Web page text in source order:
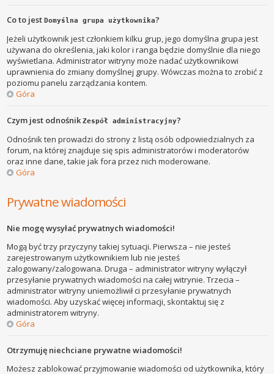
Co to jestDomyślna grupa użytkownika?
Jeżeli użytkownik jest członkiem kilku grup, jego domyślna grupa jest
używana do określenia, jaki kolor i ranga będzie domyślnie dla niego
wyświetlana. Administrator witryny może nadać użytkownikowi
uprawnienia do zmiany domyślnej grupy. Wówczas można to zrobić z
poziomu panelu zarządzania kontem.
Góra
Czym jest odnośnikZespół administracyjny?
Odnośnik ten prowadzi do strony z listą osób odpowiedzialnych za
forum, na której znajduje się spis administratorów i moderatorów
oraz inne dane, takie jak fora przez nich moderowane.
Góra
Prywatne wiadomości
Nie mogę wysyłać prywatnych wiadomości!
Mogą być trzy przyczyny takiej sytuacji. Pierwsza – nie jesteś
zarejestrowanym użytkownikiem lub nie jesteś
zalogowany/zalogowana. Druga – administrator witryny wyłączył
przesyłanie prywatnych wiadomości na całej witrynie. Trzecia –
administrator witryny uniemożliwił ci przesyłanie prywatnych
wiadomości. Aby uzyskać więcej informacji, skontaktuj się z
administratorem witryny.
Góra
Otrzymuję niechciane prywatne wiadomości!
Możesz zablokować przyjmowanie wiadomości od użytkownika, który